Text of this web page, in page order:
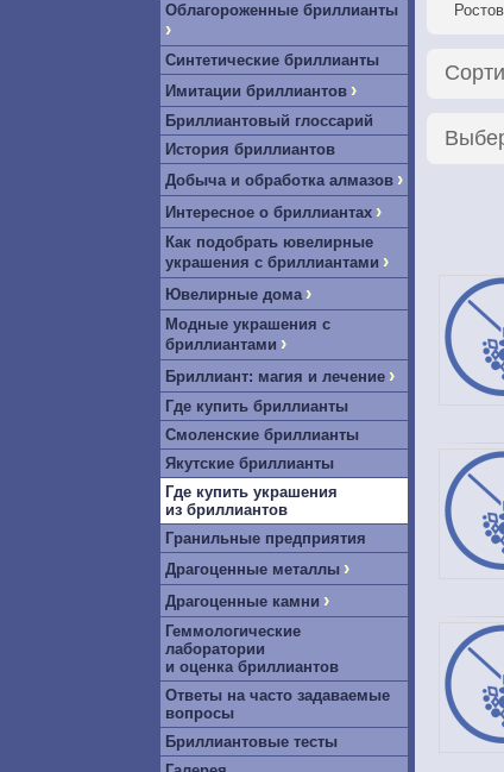
Облагороженные бриллианты
›
Синтетические бриллианты
Имитации бриллиантов ›
Бриллиантовый глоссарий
История бриллиантов
Добыча и обработка алмазов ›
Интересное о бриллиантах ›
Как подобрать ювелирные
украшения с бриллиантами ›
Ювелирные дома ›
Модные украшения с
бриллиантами ›
Бриллиант: магия и лечение ›
Где купить бриллианты
Смоленские бриллианты
Якутские бриллианты
Где купить украшения
из бриллиантов
Гранильные предприятия
Драгоценные металлы ›
Драгоценные камни ›
Геммологические
лаборатории
и оценка бриллиантов
Ответы на часто задаваемые
вопросы
Бриллиантовые тесты